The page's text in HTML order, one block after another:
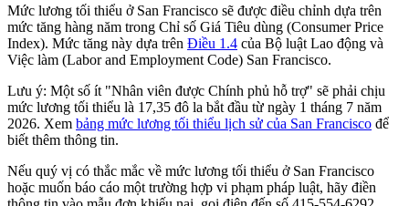
Mức lương tối thiểu ở San Francisco sẽ được điều chỉnh dựa trên
mức tăng hàng năm trong Chỉ số Giá Tiêu dùng (Consumer Price
Index). Mức tăng này dựa trên Điều 1.4 của Bộ luật Lao động và
Việc làm (Labor and Employment Code) San Francisco.
Lưu ý: Một số ít "Nhân viên được Chính phủ hỗ trợ" sẽ phải chịu
mức lương tối thiểu là 17,35 đô la bắt đầu từ ngày 1 tháng 7 năm
2026. Xem bảng mức lương tối thiểu lịch sử của San Francisco để
biết thêm thông tin.
Nếu quý vị có thắc mắc về mức lương tối thiểu ở San Francisco
hoặc muốn báo cáo một trường hợp vi phạm pháp luật, hãy điền